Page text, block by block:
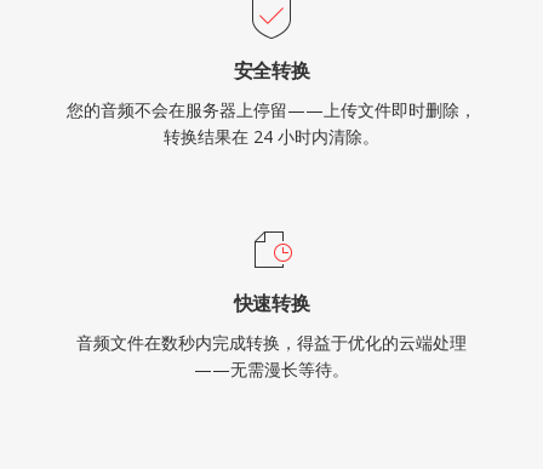
安全转换
您的音频不会在服务器上停留——上传文件即时删除，
转换结果在 24 小时内清除。
快速转换
音频文件在数秒内完成转换，得益于优化的云端处理
——无需漫长等待。